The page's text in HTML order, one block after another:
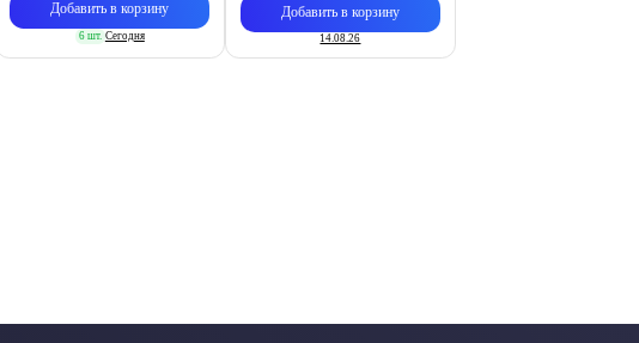
Добавить в корзину
6 шт. Сегодня
Добавить в корзину
14.08.26